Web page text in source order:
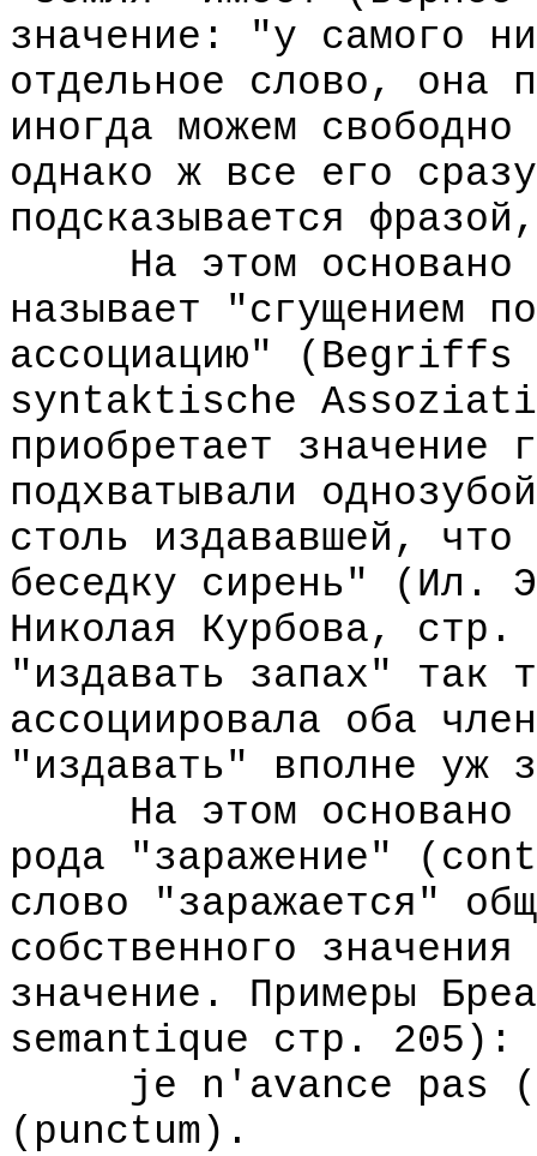
значение: "у самого
отдельное слово, она
иногда можем
однако ж все его
подсказывается
На этом основано
называет "сгущением
ассоциацию"
syntaktische
приобретает
подхватывали
столь издававшей,
беседку сирень" (Ил.
Николая Курбова,
"издавать запах" так
ассоциировала оба
"издавать" вполне уж
На этом основано и
рода "заражение"
слово "заражается"
собственного
значение. Примеры
semantique стр. 205):
je n'avance pas
(punctum).